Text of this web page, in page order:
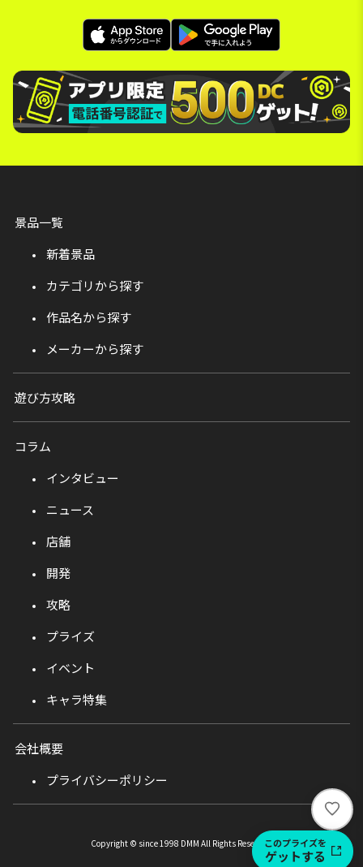
い
い
このプライズを
ゲットする
景品一覧
新着景品
カテゴリから探す
作品名から探す
メーカーから探す
遊び方攻略
コラム
インタビュー
ニュース
店舗
開発
攻略
プライズ
イベント
キャラ特集
会社概要
プライバシーポリシー
Copyright © since 1998 DMM All Rights Reserved.